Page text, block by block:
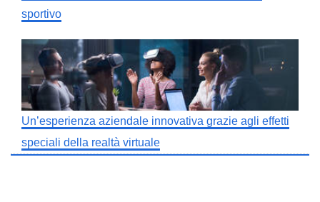
sportivo
Un’esperienza aziendale innovativa grazie agli effetti
speciali della realtà virtuale